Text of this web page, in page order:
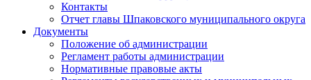
Контакты
Отчет главы Шпаковского муниципального округа
Документы
Положение об администрации
Регламент работы администрации
Нормативные правовые акты